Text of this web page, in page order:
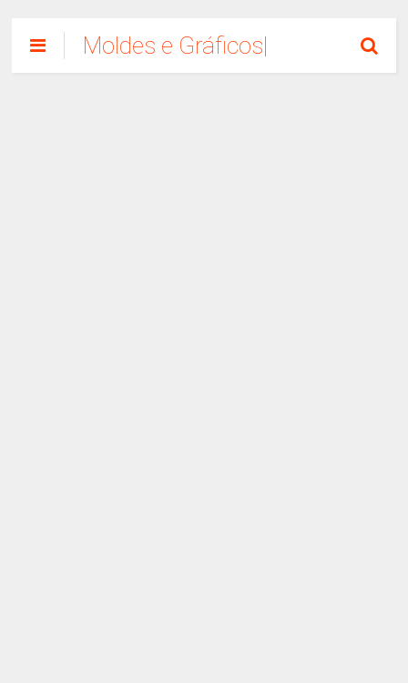
Moldes e Gráficos|
Como Fazer